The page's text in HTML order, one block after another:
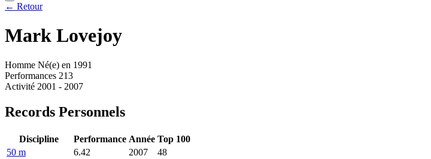
← Retour
Mark Lovejoy
Homme Né(e) en 1991
Performances 213
Activité 2001 - 2007
Records Personnels
Discipline Performance Année Top 100
50 m
6.42 2007
48